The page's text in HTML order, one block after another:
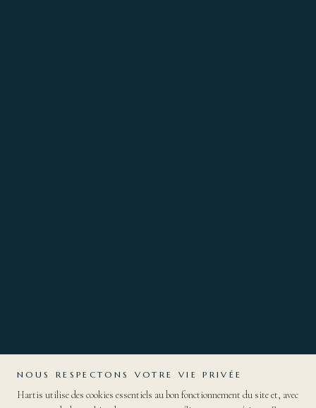
NOUS RESPECTONS VOTRE VIE PRIVÉE
Hartis utilise des cookies essentiels au bon fonctionnement du site et, avec